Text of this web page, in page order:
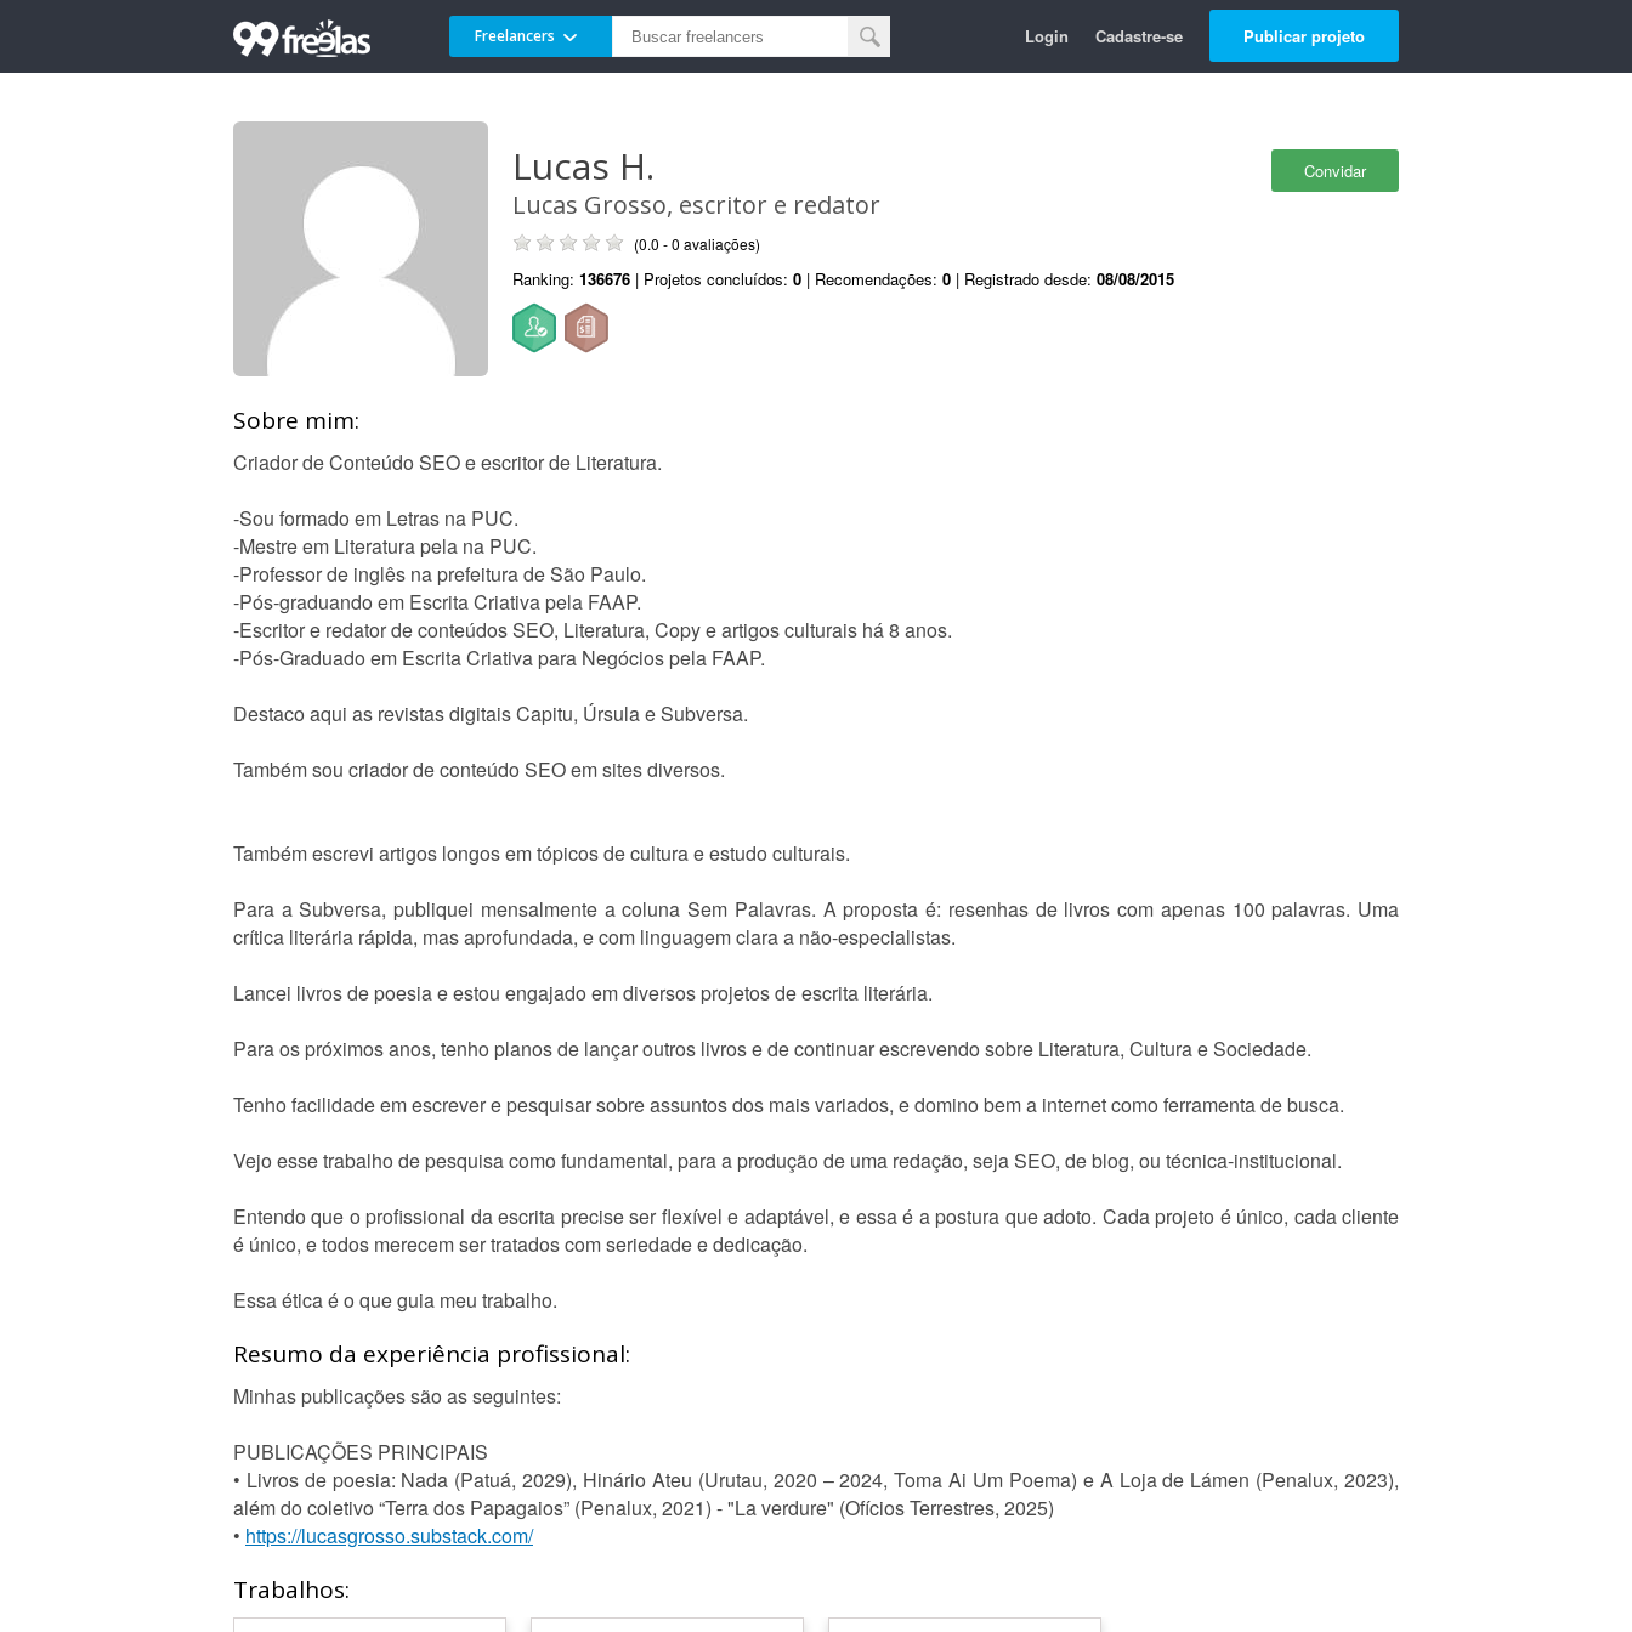
Freelancers Login Cadastre-se Publicar projeto
Convidar
Lucas H.
Lucas Grosso, escritor e redator
(0.0 - 0 avaliações)
Ranking: 136676 | Projetos concluídos: 0 | Recomendações: 0 | Registrado desde: 08/08/2015
Sobre mim:
Criador de Conteúdo SEO e escritor de Literatura.
-Sou formado em Letras na PUC.
-Mestre em Literatura pela na PUC.
-Professor de inglês na prefeitura de São Paulo.
-Pós-graduando em Escrita Criativa pela FAAP.
-Escritor e redator de conteúdos SEO, Literatura, Copy e artigos culturais há 8 anos.
-Pós-Graduado em Escrita Criativa para Negócios pela FAAP.
Destaco aqui as revistas digitais Capitu, Úrsula e Subversa.
Também sou criador de conteúdo SEO em sites diversos.
Também escrevi artigos longos em tópicos de cultura e estudo culturais.
Para a Subversa, publiquei mensalmente a coluna Sem Palavras. A proposta é: resenhas de livros com apenas 100 palavras. Uma
crítica literária rápida, mas aprofundada, e com linguagem clara a não-especialistas.
Lancei livros de poesia e estou engajado em diversos projetos de escrita literária.
Para os próximos anos, tenho planos de lançar outros livros e de continuar escrevendo sobre Literatura, Cultura e Sociedade.
Tenho facilidade em escrever e pesquisar sobre assuntos dos mais variados, e domino bem a internet como ferramenta de busca.
Vejo esse trabalho de pesquisa como fundamental, para a produção de uma redação, seja SEO, de blog, ou técnica-institucional.
Entendo que o profissional da escrita precise ser flexível e adaptável, e essa é a postura que adoto. Cada projeto é único, cada cliente
é único, e todos merecem ser tratados com seriedade e dedicação.
Essa ética é o que guia meu trabalho.
Resumo da experiência profissional:
Minhas publicações são as seguintes:
PUBLICAÇÕES PRINCIPAIS
• Livros de poesia: Nada (Patuá, 2029), Hinário Ateu (Urutau, 2020 – 2024, Toma Ai Um Poema) e A Loja de Lámen (Penalux, 2023),
além do coletivo “Terra dos Papagaios” (Penalux, 2021) - "La verdure" (Ofícios Terrestres, 2025)
• https://lucasgrosso.substack.com/
Trabalhos: